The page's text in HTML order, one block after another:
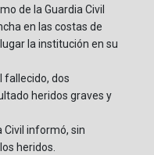
de la Guardia Civil
en las costas de
la institución en su
fallecido, dos
heridos graves y
Civil informó, sin
heridos.